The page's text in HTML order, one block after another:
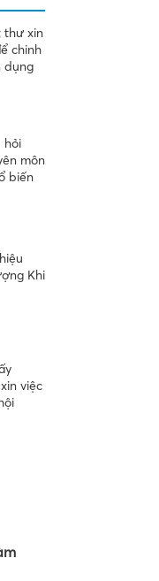
thư xin
chinh
dụng
hỏi
môn
biến
Khi
việc